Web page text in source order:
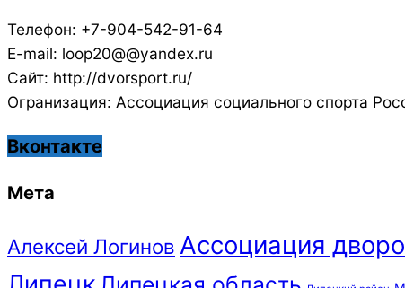
Телефон: +7-904-542-91-64
E-mail: loop20@@yandex.ru
Сайт: http://dvorsport.ru/
Огранизация: Ассоциация социального спорта
Вконтакте
Мета
Алексей Логинов Ассоциация